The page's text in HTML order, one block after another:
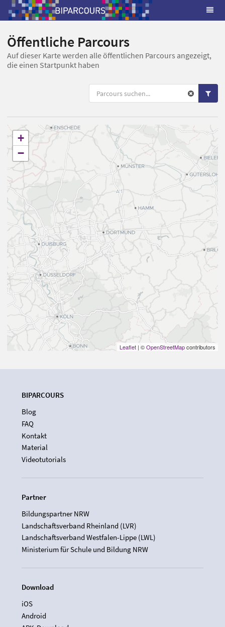
Öffentliche Parcours
Auf dieser Karte werden alle öffentlichen Parcours angezeigt,
die einen Startpunkt haben
+
−
Leaflet | ©OpenStreetMapcontributors
BIPARCOURS
Blog
FAQ
Kontakt
Material
Videotutorials
Partner
Bildungspartner NRW
Landschaftsverband Rheinland (LVR)
Landschaftsverband Westfalen-Lippe (LWL)
Ministerium für Schule und Bildung NRW
Download
iOS
Android